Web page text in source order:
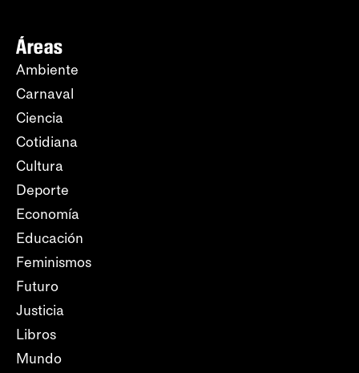
Áreas
Ambiente
Carnaval
Ciencia
Cotidiana
Cultura
Deporte
Economía
Educación
Feminismos
Futuro
Justicia
Libros
Mundo